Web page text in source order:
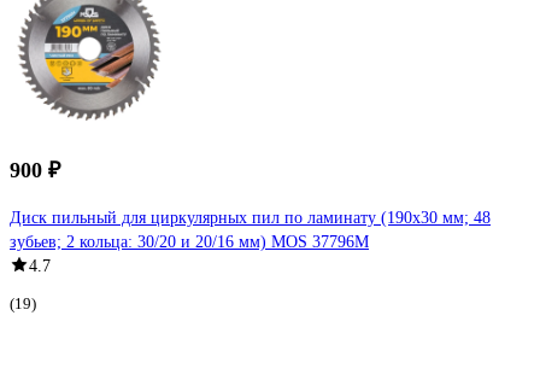
900 ₽
Диск пильный для циркулярных пил по ламинату (190x30 мм; 48
зубьев; 2 кольца: 30/20 и 20/16 мм) MOS 37796М
4.7
(19)